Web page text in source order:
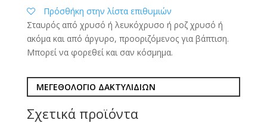
Πρόσθήκη στην λίστα επιθυμιών
Σταυρός από χρυσό ή λευκόχρυσο ή ροζ χρυσό ή
ακόμα και από άργυρο, προοριζόμενος για βάπτιση.
Μπορεί να φορεθεί και σαν κόσμημα.
ΜΕΓΕΘΟΛΟΓΙΟ ΔΑΚΤΥΛΙΔΙΩΝ
Σχετικά προϊόντα